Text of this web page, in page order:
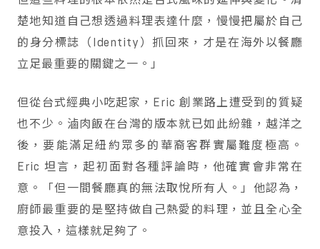
楚地知道自己想透過料理表達什麼，慢慢把屬於自己
的身分標誌（Identity）抓回來，才是在海外以餐廳
立足最重要的關鍵之一。」
但從台式經典小吃起家，Eric 創業路上遭受到的質疑
也不少。滷肉飯在台灣的版本就已如此紛雜，越洋之
後，要能滿足紐約眾多的華裔客群實屬難度極高。
Eric 坦言，起初面對各種評論時，他確實會非常在
意。「但一間餐廳真的無法取悅所有人。」他認為，
廚師最重要的是堅持做自己熱愛的料理，並且全心全
意投入，這樣就足夠了。